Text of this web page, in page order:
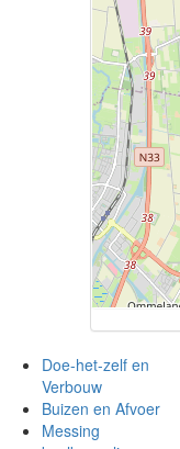
Doe-het-zelf en
Verbouw
Buizen en Afvoer
Messing